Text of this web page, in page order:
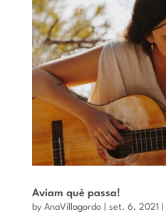
Aviam què passa!
by AnaVillagordo| set. 6, 2021